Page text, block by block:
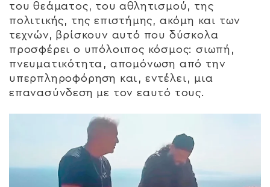
του θεάματος, του αθλητισμού, της
πολιτικής, της επιστήμης, ακόμη και των
τεχνών, βρίσκουν αυτό που δύσκολα
προσφέρει ο υπόλοιπος κόσμος: σιωπή,
πνευματικότητα, απομόνωση από την
υπερπληροφόρηση και, εντέλει, μια
επανασύνδεση με τον εαυτό τους.